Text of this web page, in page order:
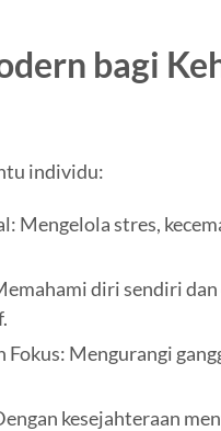
bagi
individu:
Mengelola stres,
diri sendiri
Mengurangi
kesejahteraan